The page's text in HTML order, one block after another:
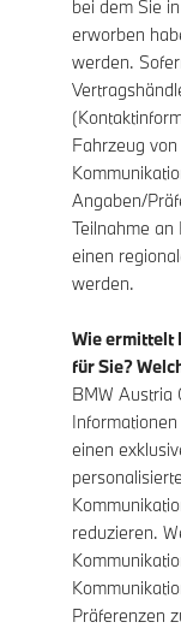
bei dem Sie
erworben
werden.
Fahrzeug
Angaben/
Teilnahme
einen
werden.
Wie ermittelt
für Sie?
BMW Austria
einen
reduzieren.
Präferenzen